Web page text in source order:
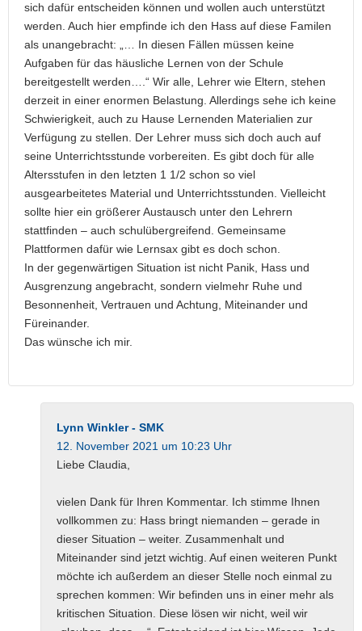
sich dafür entscheiden können und wollen auch unterstützt
werden. Auch hier empfinde ich den Hass auf diese Familen
als unangebracht: „… In diesen Fällen müssen keine
Aufgaben für das häusliche Lernen von der Schule
bereitgestellt werden….“ Wir alle, Lehrer wie Eltern, stehen
derzeit in einer enormen Belastung. Allerdings sehe ich keine
Schwierigkeit, auch zu Hause Lernenden Materialien zur
Verfügung zu stellen. Der Lehrer muss sich doch auch auf
seine Unterrichtsstunde vorbereiten. Es gibt doch für alle
Altersstufen in den letzten 1 1/2 schon so viel
ausgearbeitetes Material und Unterrichtsstunden. Vielleicht
sollte hier ein größerer Austausch unter den Lehrern
stattfinden – auch schulübergreifend. Gemeinsame
Plattformen dafür wie Lernsax gibt es doch schon.
In der gegenwärtigen Situation ist nicht Panik, Hass und
Ausgrenzung angebracht, sondern vielmehr Ruhe und
Besonnenheit, Vertrauen und Achtung, Miteinander und
Füreinander.
Das wünsche ich mir.
Lynn Winkler - SMK
12. November 2021 um 10:23 Uhr
Liebe Claudia,
vielen Dank für Ihren Kommentar. Ich stimme Ihnen
vollkommen zu: Hass bringt niemanden – gerade in
dieser Situation – weiter. Zusammenhalt und
Miteinander sind jetzt wichtig. Auf einen weiteren Punkt
möchte ich außerdem an dieser Stelle noch einmal zu
sprechen kommen: Wir befinden uns in einer mehr als
kritischen Situation. Diese lösen wir nicht, weil wir